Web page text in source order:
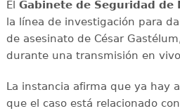
El Gabinete de Seguridad de
la línea de investigación para
de asesinato de César
durante una transmisión en
La instancia afirma que ya hay
que el caso está relacionado